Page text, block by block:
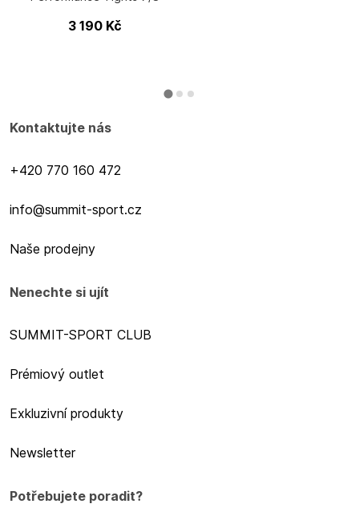
3 190 Kč
Kontaktujte nás
+420 770 160 472
info@summit-sport.cz
Naše prodejny
Nenechte si ujít
SUMMIT-SPORT CLUB
Prémiový outlet
Exkluzivní produkty
Newsletter
Potřebujete poradit?